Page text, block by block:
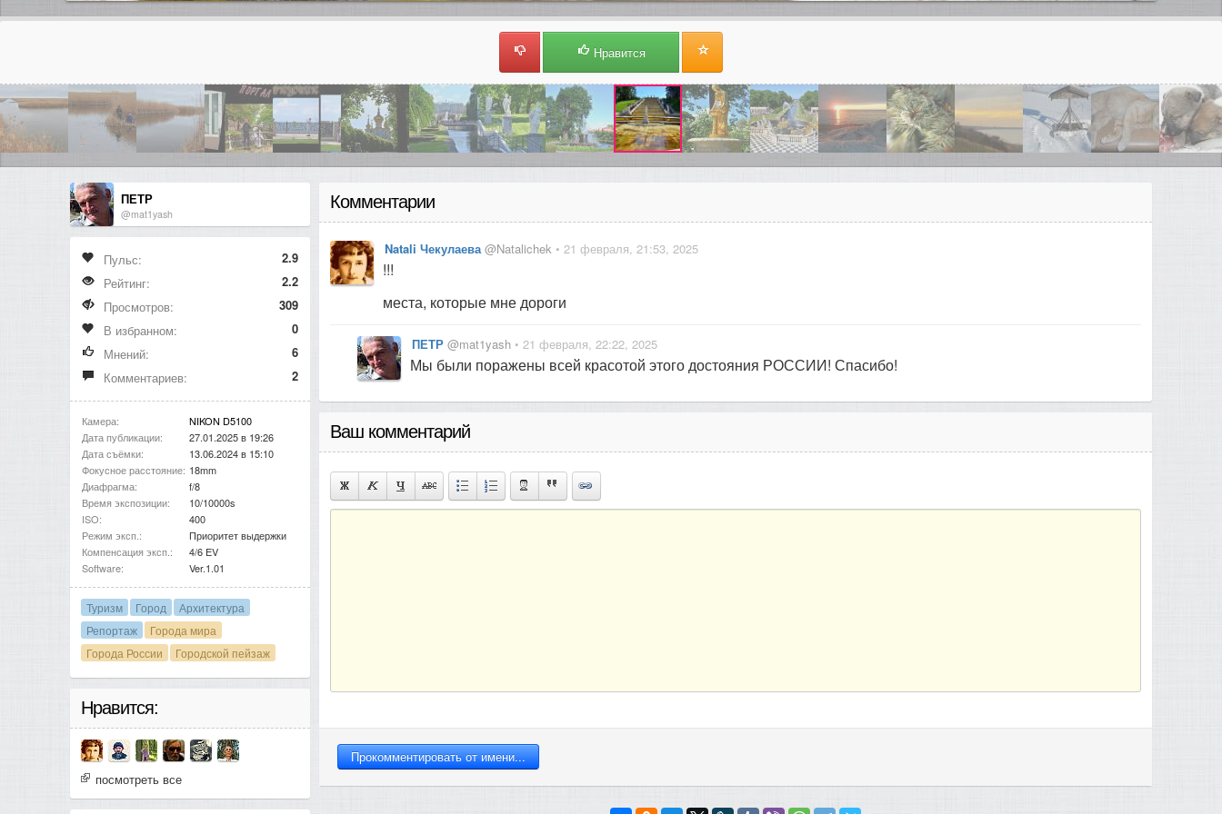
Нравится
ПЕТР
@mat1yash
Пульс:
2.9
Рейтинг:
2.2
Просмотров:
309
В избранном:
0
Мнений:
6
Комментариев:
2
Камера:
NIKON D5100
Дата публикации:
27.01.2025 в 19:26
Дата съёмки:
13.06.2024 в 15:10
Фокусное расстояние: 18mm
Диафрагма:
f/8
Время экспозиции:
10/10000s
ISO:
400
Режим эксп.:
Приоритет выдержки
Компенсация эксп.:
4/6 EV
Software:
Ver.1.01
Туризм Город
Архитектура
Репортаж
Города мира
Города России
Городской пейзаж
Нравится:
посмотреть все
Комментарии
Natali Чекулаева @Natalichek • 21 февраля, 21:53, 2025
!!!
места, которые мне дороги
ПЕТР @mat1yash • 21 февраля, 22:22, 2025
Мы были поражены всей красотой этого достояния РОССИИ! Спасибо!
Ваш комментарий